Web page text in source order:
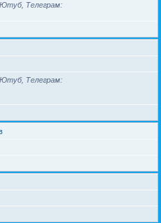
Телеграм
Телеграм